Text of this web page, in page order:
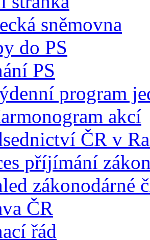
sněmovna
do PS
PS
program
akcí
ČR v
příjímání
zákonodárné
ČR
řád